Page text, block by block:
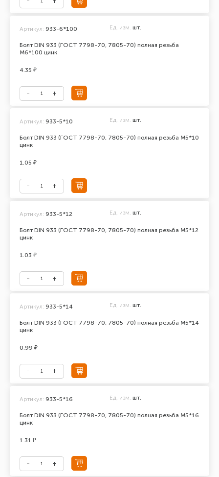
Болт DIN 933 (ГОСТ 7798-70, 7805-70) полная резьба
М6*100 цинк
Артикул: 933-6*100 Ед. изм. шт.
4.35 ₽
Болт DIN 933 (ГОСТ 7798-70, 7805-70) полная резьба М5*10
цинк
Артикул: 933-5*10 Ед. изм. шт.
1.05 ₽
Болт DIN 933 (ГОСТ 7798-70, 7805-70) полная резьба М5*12
цинк
Артикул: 933-5*12 Ед. изм. шт.
1.03 ₽
Болт DIN 933 (ГОСТ 7798-70, 7805-70) полная резьба М5*14
цинк
Артикул: 933-5*14 Ед. изм. шт.
0.99 ₽
Болт DIN 933 (ГОСТ 7798-70, 7805-70) полная резьба М5*16
цинк
Артикул: 933-5*16 Ед. изм. шт.
1.31 ₽